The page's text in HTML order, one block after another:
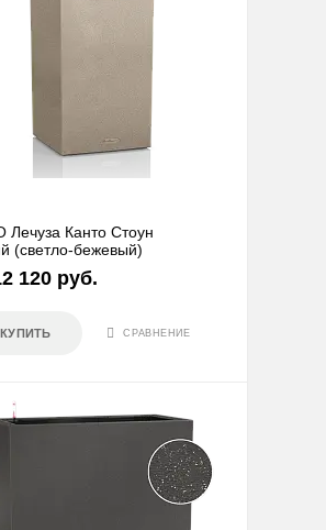
Канто Стоун
(светло-бежевый)
120 руб.
КУПИТЬ СРАВНЕНИЕ